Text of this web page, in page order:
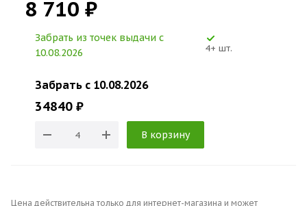
8 710 ₽
Забрать из точек выдачи c
10.08.2026
4+ шт.
Забрать c 10.08.2026
34840 ₽
В корзину
Цена действительна только для интернет-магазина и может